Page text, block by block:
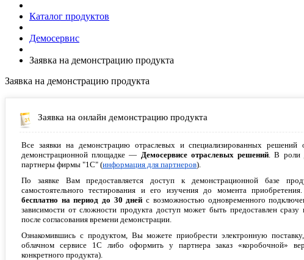
Каталог продуктов
Демосервис
Заявка на демонстрацию продукта
Заявка на демонстрацию продукта
Заявка на онлайн демонстрацию продукта
Все заявки на демонстрацию отраслевых и специализированных решений
демонстрационной площадке — Демосервисе отраслевых решений. В роли
партнеры фирмы "1С" (информация для партнеров).
По заявке Вам предоставляется доступ к демонстрационной базе
самостоятельного тестирования и его изучения до момента приобретения.
бесплатно на период до 30 дней с возможностью одновременного
зависимости от сложности продукта доступ может быть предоставлен сразу
после согласования времени демонстрации.
Ознакомившись с продуктом, Вы можете приобрести электронную
облачном сервисе 1С либо оформить у партнера заказ «коробочной»
конкретного продукта).